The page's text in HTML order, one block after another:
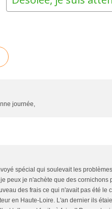
journée,
spécial qui soulevait les
peux je n'achète que des cornichons
des frais ce qui n'avait pas été le
en Haute-Loire. L'an dernier ils